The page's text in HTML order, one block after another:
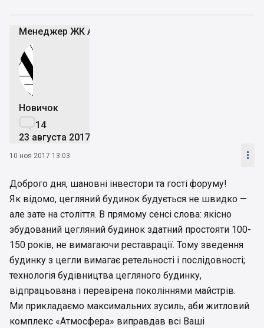
Менеджер ЖК Атмосфера
Новичок
14
23 августа 2017
10 ноя 2017 13:03 
Доброго дня, шановні інвестори та гості форуму!
Як відомо, цегляний будинок будується не швидко —
але зате на століття. В прямому сенсі слова: якісно
збудований цегляний будинок здатний простояти 100-
150 років, не вимагаючи реставрації. Тому зведення
будинку з цегли вимагає ретельності і послідовності;
технологія будівництва цегляного будинку,
відпрацьована і перевірена поколіннями майстрів.
Ми прикладаємо максимальних зусиль, аби житловий
комплекс «Атмосфера» виправдав всі Ваші